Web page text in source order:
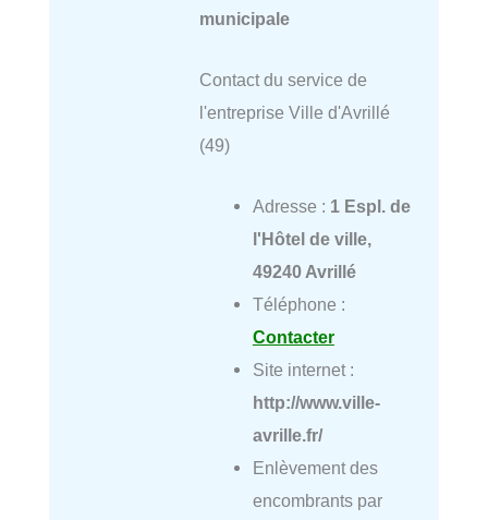
municipale
Contact du service de
l'entreprise Ville d'Avrillé
(49)
Adresse : 1 Espl. de
l'Hôtel de ville,
49240 Avrillé
Téléphone :
Contacter
Site internet :
http://www.ville-
avrille.fr/
Enlèvement des
encombrants par